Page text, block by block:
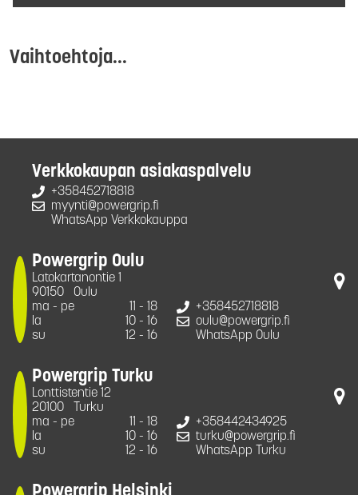
Vaihtoehtoja...
Verkkokaupan asiakaspalvelu
+358452718818
myynti@powergrip.fi
WhatsApp Verkkokauppa
Powergrip Oulu
Latokartanontie 1
90150
Oulu
ma - pe
11 - 18
la
10 - 16
su
12 - 16
+358452718818
oulu@powergrip.fi
WhatsApp Oulu
Powergrip Turku
Lonttistentie 12
20100
Turku
ma - pe
11 - 18
la
10 - 16
su
12 - 16
+358442434925
turku@powergrip.fi
WhatsApp Turku